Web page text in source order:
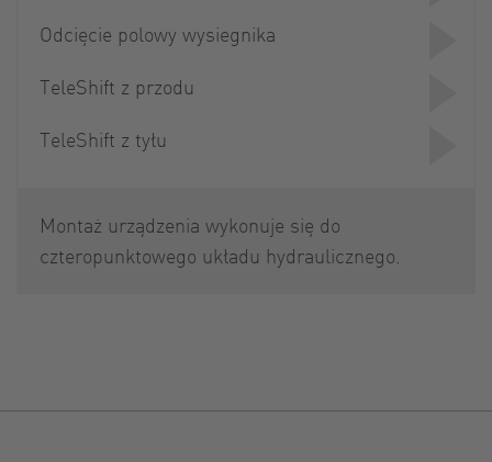
Odcięcie polowy wysiegnika
TeleShift z przodu
TeleShift z tyłu
Montaż urządzenia wykonuje się do
czteropunktowego układu hydraulicznego.